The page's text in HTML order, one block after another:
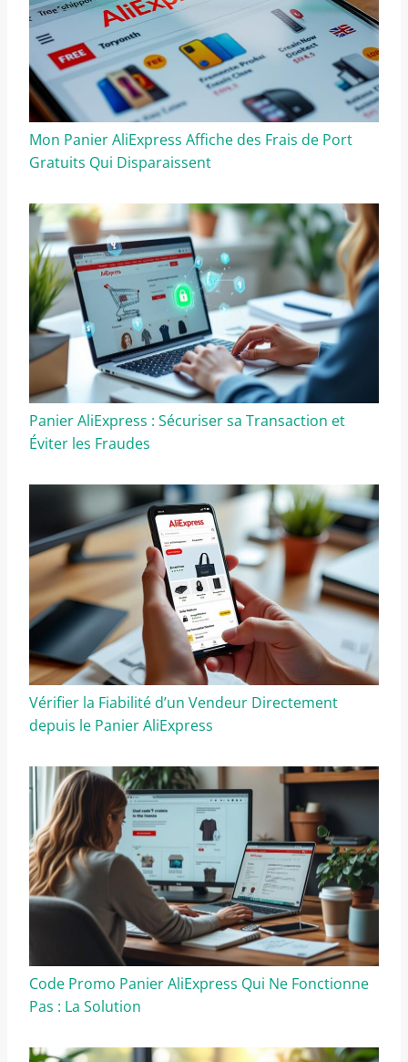
Mon Panier AliExpress Affiche des Frais de Port
Gratuits Qui Disparaissent
Panier AliExpress : Sécuriser sa Transaction et
Éviter les Fraudes
Vérifier la Fiabilité d’un Vendeur Directement
depuis le Panier AliExpress
Code Promo Panier AliExpress Qui Ne Fonctionne
Pas : La Solution